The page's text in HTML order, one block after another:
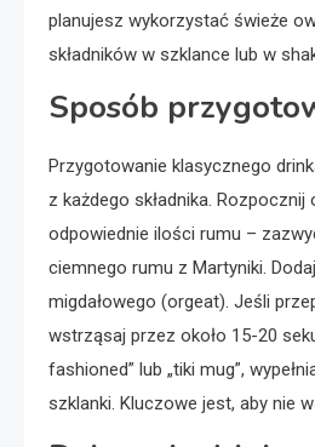
planujesz wykorzystać świeże
składników w szklance lub w
Sposób
Przygotowanie klasycznego
z każdego składnika.
odpowiednie ilości rumu –
ciemnego rumu z Martyniki.
migdałowego (orgeat). Jeśli
wstrząsaj przez około 15-20
fashioned” lub „tiki mug”,
szklanki. Kluczowe jest, aby nie